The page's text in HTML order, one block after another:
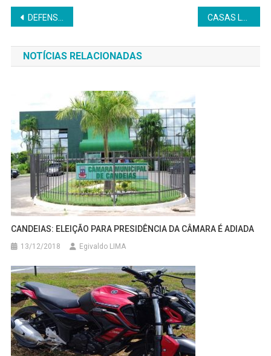
Navegação
de
Post
DEFENSORIA PÚBLICA DA UNIÃO REALIZA ATENDIMENTO GRATUITO EM MADRE DE DEUS
NOTÍCIAS RELACIONADAS
CANDEIAS: ELEIÇÃO PARA PRESIDÊNCIA DA CÂMARA É ADIADA
13/12/2018 Egivaldo LIMA